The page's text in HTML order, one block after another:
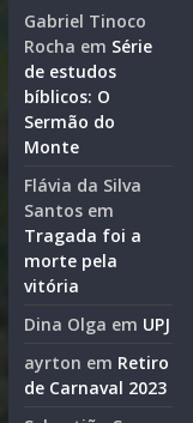
Gabriel Tinoco
Rocha em Série
de estudos
bíblicos: O
Sermão do
Monte
Flávia da Silva
Santosem
Tragada foi a
morte pela
vitória
Dina Olga em UPJ
ayrton em Retiro
de Carnaval 2023